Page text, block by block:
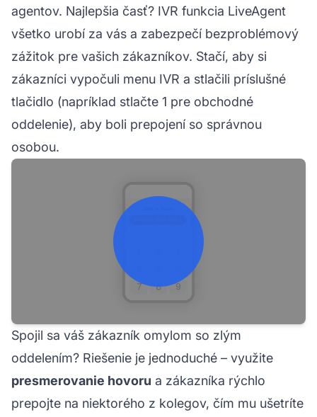
agentov. Najlepšia časť? IVR funkcia LiveAgent
všetko urobí za vás a zabezpečí bezproblémový
zážitok pre vašich zákazníkov. Stačí, aby si
zákazníci vypočuli menu IVR a stlačili príslušné
tlačidlo (napríklad stlačte 1 pre obchodné
oddelenie), aby boli prepojení so správnou
osobou.
Spojil sa váš zákazník omylom so zlým
oddelením? Riešenie je jednoduché – využite
presmerovanie hovoru a zákazníka rýchlo
prepojte na niektorého z kolegov, čím mu ušetríte